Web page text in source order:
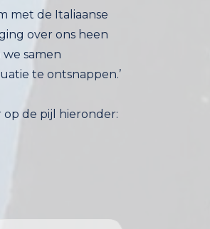
met de Italiaanse
over ons heen
En laten we samen
te ontsnappen.’
op de pijl hieronder: